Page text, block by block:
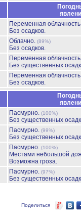
Переменная
Без осадков.
Облачно. (89%)
Без осадков.
Переменная
Без существенных
Переменная
Без осадков.
Пасмурно. (100%)
Без существенных
Пасмурно. (99%)
Без существенных
Пасмурно. (100%)
Местами небольшой
Возможна гроза.
Пасмурно. (97%)
Без существенных
Поделиться